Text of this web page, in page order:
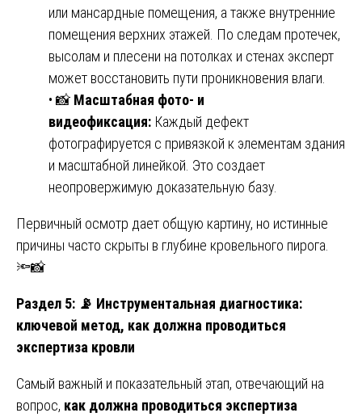
или мансардные помещения, а также внутренние
помещения верхних этажей. По следам протечек,
высолам и плесени на потолках и стенах эксперт
может восстановить пути проникновения влаги.
• 📸 Масштабная фото- и
видеофиксация: Каждый дефект
фотографируется с привязкой к элементам здания
и масштабной линейкой. Это создает
неопровержимую доказательную базу.
Первичный осмотр дает общую картину, но истинные
причины часто скрыты в глубине кровельного пирога.
🔦📸
Раздел 5: 📡 Инструментальная диагностика:
ключевой метод, как должна проводиться
экспертиза кровли
Самый важный и показательный этап, отвечающий на
вопрос, как должна проводиться экспертиза